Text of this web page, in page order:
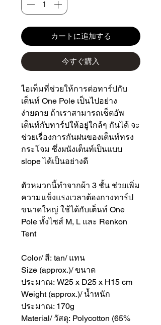
カートに追加する
今すぐ購入
ไอเท็มที่ช่วยให้การต่อทาร์ปกับ
เต็นท์ One Pole เป็นไปอย่าง
ง่ายดาย ถ้าเราสามารถเช็ตอัพ
เต็นท์กับทาร์ปให้อยู่ใกล้ๆ กันได้ จะ
ช่วยเรื่องการกันฝนของเต็นท์ทรง
กระโจม ซึ่งผนังเต็นท์เป็นแบบ
slope ได้เป็นอย่างดี
ตัวหมวกนี้ทำจากผ้า 3 ชั้น ช่วยเพิ่ม
ความแข็งแรงเวลาต้องกางทาร์ป
ขนาดใหญ่ ใช้ได้กับเต็นท์ One
Pole ทั้งไซส์ M, L และ Renkon
Tent
Color/ สี: tan/ แทน
Size (approx.)/ ขนาด
ประมาณ: W25 x D25 x H15 cm
Weight (approx.)/ น้ำหนัก
ประมาณ: 170g
Material/ วัสดุ: Polycotton (65%